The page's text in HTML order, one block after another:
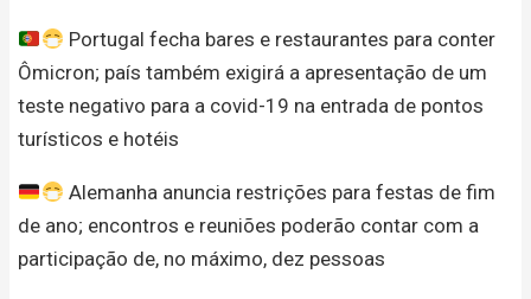
Portugal fecha bares e restaurantes para conter
Ômicron; país também exigirá a apresentação de um
teste negativo para a covid-19 na entrada de pontos
turísticos e hotéis
Alemanha anuncia restrições para festas de fim
de ano; encontros e reuniões poderão contar com a
participação de, no máximo, dez pessoas